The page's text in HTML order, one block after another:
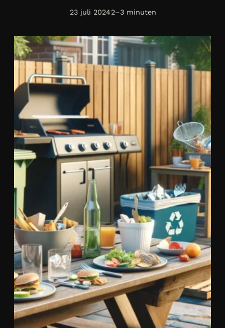
23 juli 20242–3 minuten